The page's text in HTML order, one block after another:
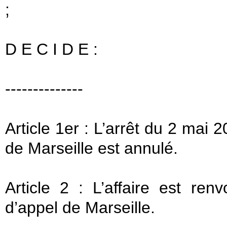
;
D E C I D E :
--------------
Article 1er : L’arrêt du 2 mai
de Marseille est annulé.
Article 2 : L’affaire est
d’appel de Marseille.